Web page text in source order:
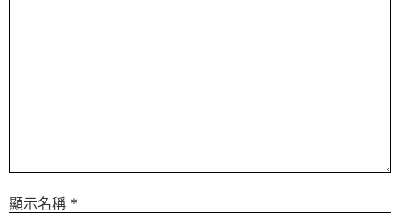
顯示名稱 *